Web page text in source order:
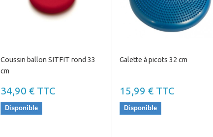
Coussin ballon SITFIT rond 33
cm
34,90 € TTC
Disponible
Galette à picots 32 cm
15,99 € TTC
Disponible